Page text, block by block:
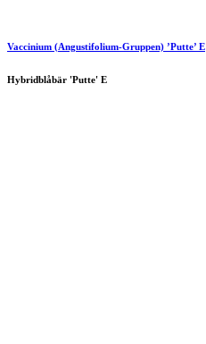
Vaccinium (Angustifolium-Gruppen) ’Putte’ E
Hybridblåbär 'Putte' E